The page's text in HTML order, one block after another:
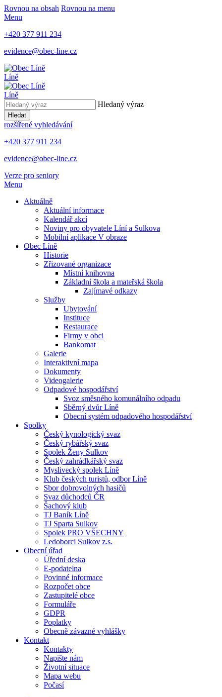
Rovnou na obsah Rovnou na menu
Menu
+420 377 911 234
evidence@obec-line.cz
Líně
Líně
Hledaný výraz
Hledat
rozšířené vyhledávání
+420 377 911 234
evidence@obec-line.cz
Verze pro seniory
Menu
Aktuálně
Aktuální informace
Kalendář akcí
Noviny pro obyvatele Líní a Sulkova
Mobilní aplikace V obraze
Obec Líně
Historie
Zřizované organizace
Místní knihovna
Základní škola a mateřská škola
Zajímavé odkazy
Služby
Ubytování
Instituce
Restaurace
Firmy v obci
Bankomat
Galerie
Interaktivní mapa
Dokumenty
Videogalerie
Odpadové hospodářství
Svoz směsného komunálního odpadu
Sběrný dvůr Líně
Obecní systém odpadového hospodářství
Spolky
Český kynologický svaz
Český rybářský svaz
Spolek Ženy Sulkov
Český zahrádkářský svaz
Myslivecký spolek Líně
Klub českých turistů, odbor Líně
Sbor dobrovolných hasičů
Svaz důchodců ČR
Šachový klub
TJ Baník Líně
TJ Sparta Sulkov
Spolek PRO VŠECHNY
Ledoborci Sulkov z.s.
Obecní úřad
Úřední deska
E-podatelna
Povinné informace
Rozpočet obce
Zastupitelé obce
Formuláře
GDPR
Poplatky
Obecně závazné vyhlášky
Kontakt
Kontakty
Napište nám
Životní situace
Mapa webu
Počasí